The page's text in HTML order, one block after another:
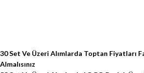
30 Set Ve Üzeri Alımlarda Toptan Fiyatları
Almalısınız